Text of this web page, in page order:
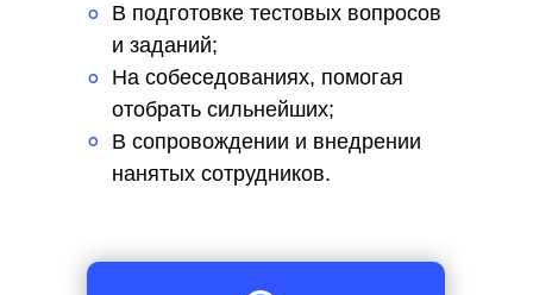
В подготовке тестовых вопросов
и заданий;
На собеседованиях, помогая
отобрать сильнейших;
В сопровождении и внедрении
нанятых сотрудников.
°
°
°